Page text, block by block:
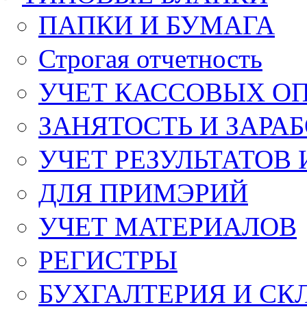
ПАПКИ И БУМАГА
Строгая отчетность
УЧЕТ КАССОВЫХ
ЗАНЯТОСТЬ И
УЧЕТ
ДЛЯ ПРИМЭРИЙ
УЧЕТ МАТЕРИАЛОВ
РЕГИСТРЫ
БУХГАЛТЕРИЯ И